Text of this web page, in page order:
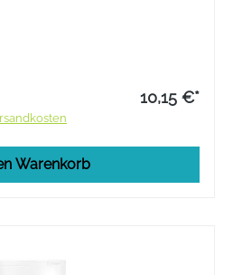
Indikation.
10,15 €*
Warenkorb